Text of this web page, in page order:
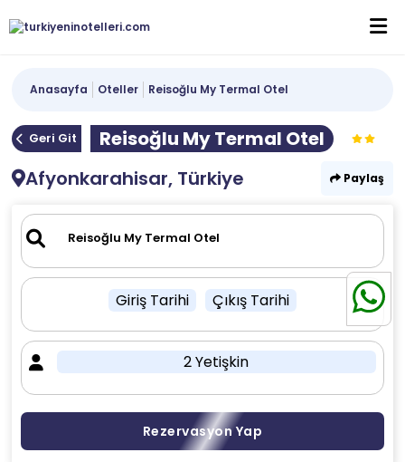
Anasayfa Oteller Reisoğlu My Termal Otel
Geri Git
Reisoğlu My Termal Otel
Afyonkarahisar, Türkiye
Paylaş
Giriş Tarihi Çıkış Tarihi
2 Yetişkin
Rezervasyon Yap